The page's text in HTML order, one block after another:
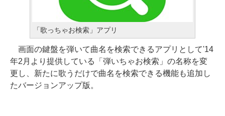
「歌っちゃお検索」アプリ
画面の鍵盤を弾いて曲名を検索できるアプリとして'14
年2月より提供している「弾いちゃお検索」の名称を変
更し、新たに歌うだけで曲名を検索できる機能も追加し
たバージョンアップ版。